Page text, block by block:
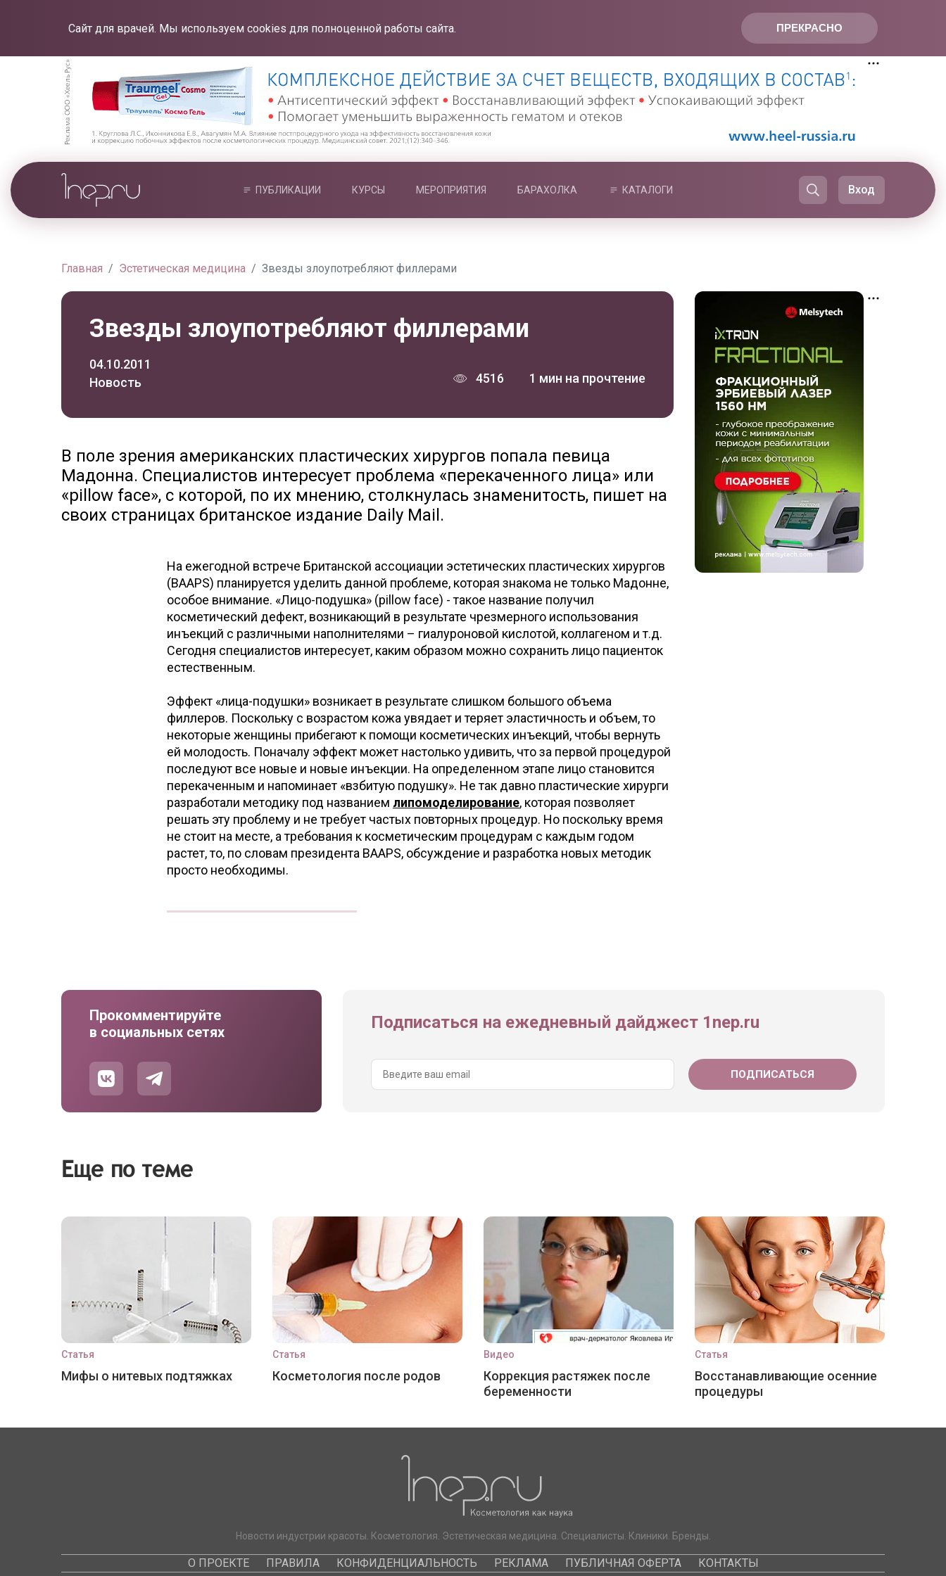
ПРЕКРАСНО
Сайт для врачей. Мы используем cookies для полноценной работы сайта.
ПУБЛИКАЦИИ КУРСЫ МЕРОПРИЯТИЯ БАРАХОЛКА КАТАЛОГИ Вход
Главная Эстетическая медицина Звезды злоупотребляют филлерами
Звезды злоупотребляют филлерами
04.10.2011
Новость
4516 1 мин на прочтение
В поле зрения американских пластических хирургов попала певица
Мадонна. Специалистов интересует проблема «перекаченного лица» или
«pillow fасе», с которой, по их мнению, столкнулась знаменитость, пишет на
своих страницах британское издание Daily Mail.
На ежегодной встрече Британской ассоциации эстетических пластических хирургов
(BAAPS) планируется уделить данной проблеме, которая знакома не только Мадонне,
особое внимание. «Лицо-подушка» (pillow face) - такое название получил
косметический дефект, возникающий в результате чрезмерного использования
инъекций с различными наполнителями – гиалуроновой кислотой, коллагеном и т.д.
Сегодня специалистов интересует, каким образом можно сохранить лицо пациенток
естественным.
Эффект «лица-подушки» возникает в результате слишком большого объема
филлеров. Поскольку с возрастом кожа увядает и теряет эластичность и объем, то
некоторые женщины прибегают к помощи косметических инъекций, чтобы вернуть
ей молодость. Поначалу эффект может настолько удивить, что за первой процедурой
последуют все новые и новые инъекции. На определенном этапе лицо становится
перекаченным и напоминает «взбитую подушку». Не так давно пластические хирурги
разработали методику под названием липомоделирование, которая позволяет
решать эту проблему и не требует частых повторных процедур. Но поскольку время
не стоит на месте, а требования к косметическим процедурам с каждым годом
растет, то, по словам президента BAAPS, обсуждение и разработка новых методик
просто необходимы.
Прокомментируйте
в социальных сетях
Подписаться на ежедневный дайджест 1nep.ru
Еще по теме
Статья
Мифы о нитевых подтяжках
Статья
Косметология после родов
Видео
Коррекция растяжек после
беременности
Статья
Восстанавливающие осенние
процедуры
Новости индустрии красоты. Косметология. Эстетическая медицина. Специалисты. Клиники. Бренды.
О ПРОЕКТЕ ПРАВИЛА КОНФИДЕНЦИАЛЬНОСТЬ РЕКЛАМА ПУБЛИЧНАЯ ОФЕРТА КОНТАКТЫ